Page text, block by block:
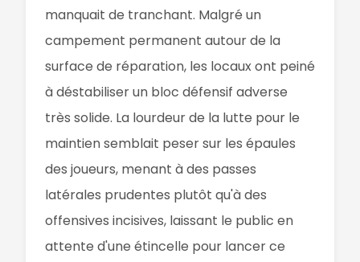
manquait de tranchant. Malgré un
campement permanent autour de la
surface de réparation, les locaux ont peiné
à déstabiliser un bloc défensif adverse
très solide. La lourdeur de la lutte pour le
maintien semblait peser sur les épaules
des joueurs, menant à des passes
latérales prudentes plutôt qu'à des
offensives incisives, laissant le public en
attente d'une étincelle pour lancer ce